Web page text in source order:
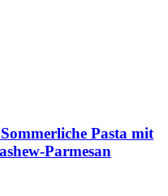
Pasta mit
Parmesan